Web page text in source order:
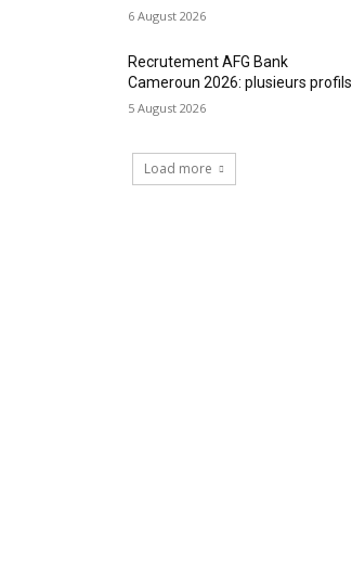
6 August 2026
Recrutement AFG Bank
Cameroun 2026: plusieurs profils
5 August 2026
Load more